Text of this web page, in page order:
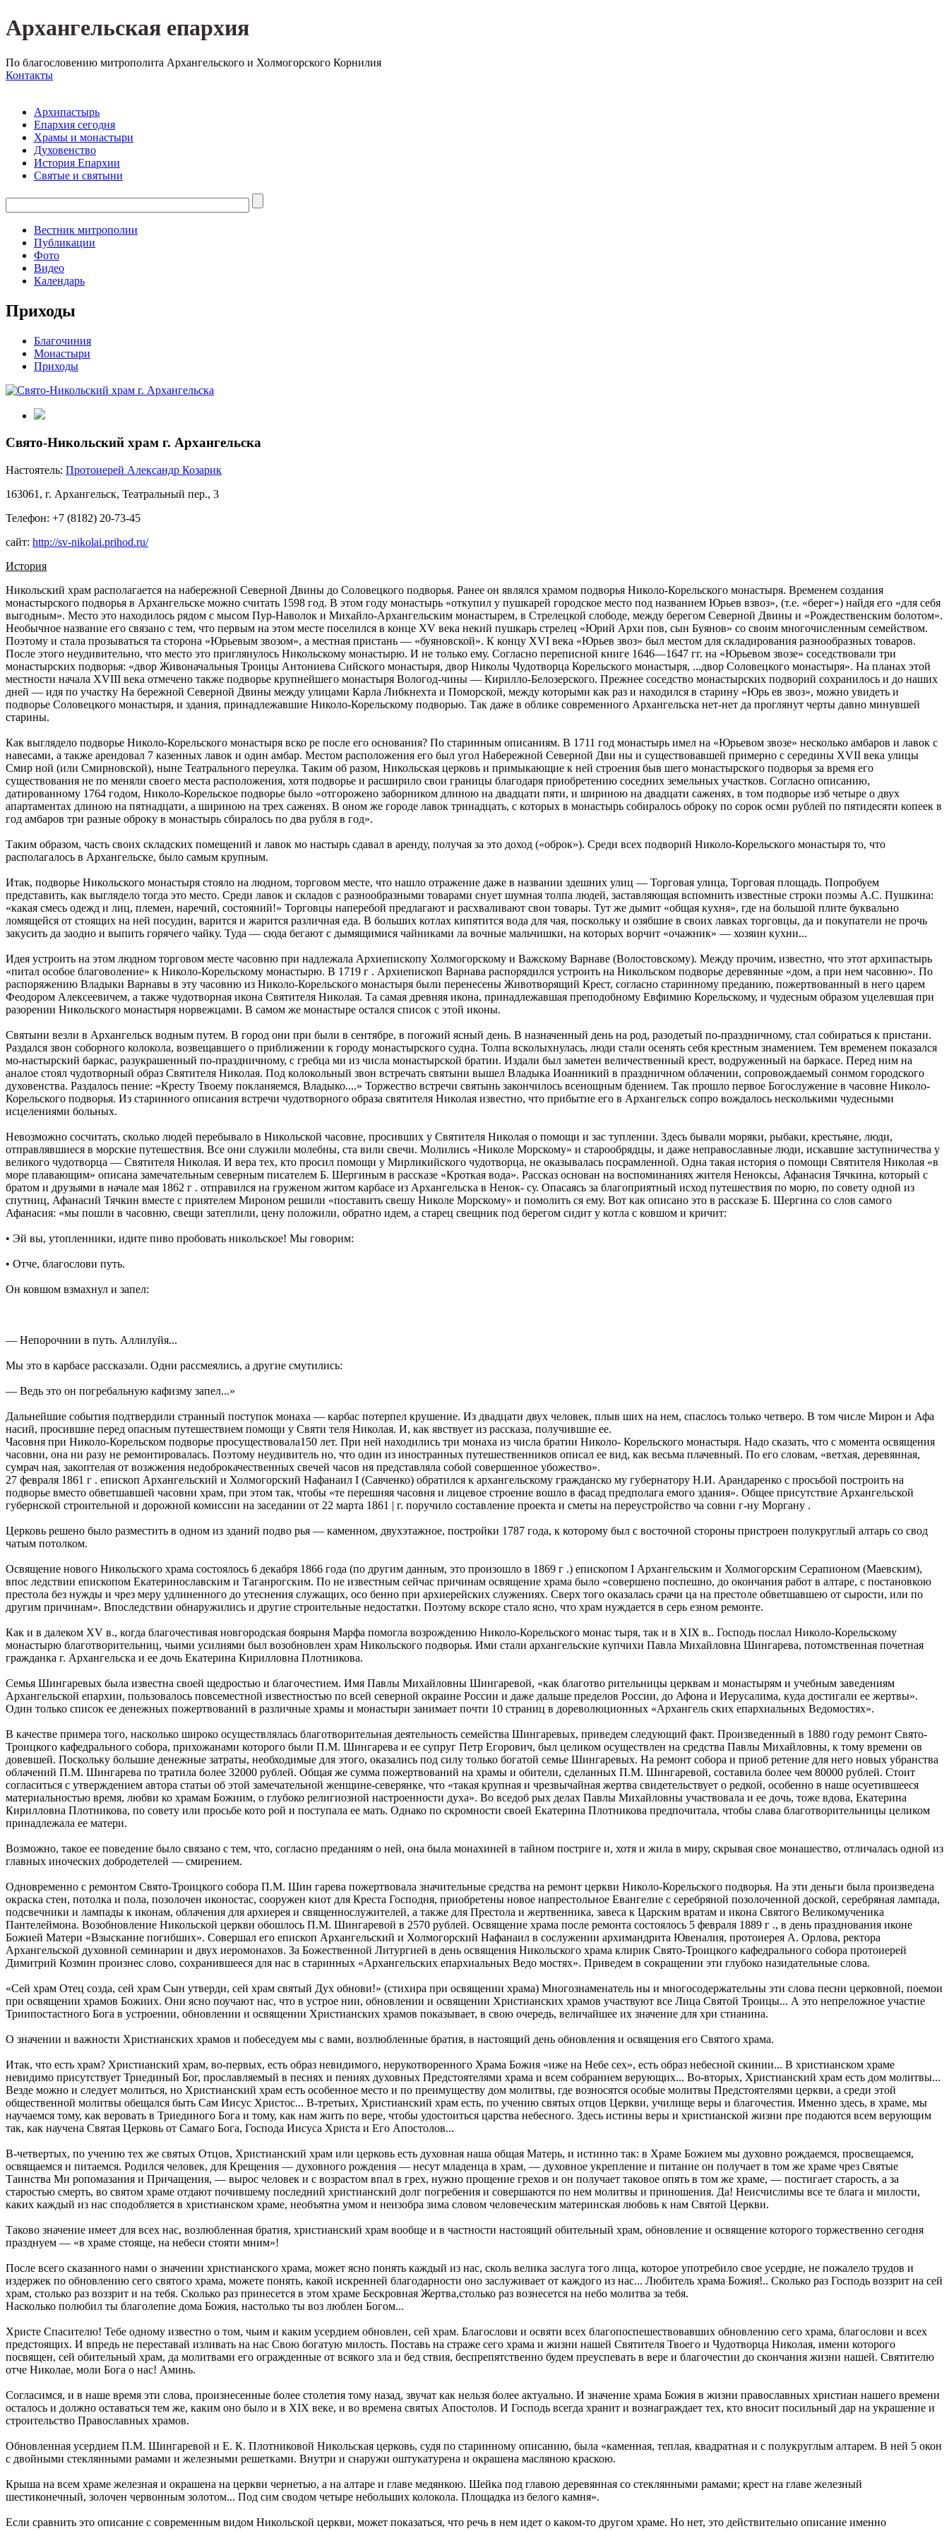
Архангельская епархия
По благословению митрополита Архангельского и Холмогорского Корнилия
Контакты
Архипастырь
Епархия сегодня
Храмы и монастыри
Духовенство
История Епархии
Святые и святыни
Вестник митрополии
Публикации
Фото
Видео
Календарь
Приходы
Благочиния
Монастыри
Приходы
Свято-Никольский храм г. Архангельска
Настоятель: Протоиерей Александр Козарик
163061, г. Архангельск, Театральный пер., 3
Телефон: +7 (8182) 20-73-45
сайт: http://sv-nikolai.prihod.ru/
История
Никольский храм располагается на набережной Северной Двины до Соловецкого подворья. Ранее он являлся храмом подворья Николо-Корельского монастыря. Временем создания
монастырского подворья в Архангельске можно считать 1598 год. В этом году монастырь «откупил у пушкарей городское место под названием Юрьев взвоз», (т.е. «берег») найдя его «для себя
выгодным». Место это находилось рядом с мысом Пур-Наволок и Михайло-Архангельским монастырем, в Стрелецкой слободе, между берегом Северной Двины и «Рождественским болотом».
Необычное название его связано с тем, что первым на этом месте поселился в конце XV века некий пушкарь стрелец «Юрий Архи пов, сын Буянов» со своим многочисленным семейством.
Поэтому и стала прозываться та сторона «Юрьевым звозом», а местная пристань — «буяновской». К концу XVI века «Юрьев звоз» был местом для складирования разнообразных товаров.
После этого неудивительно, что место это приглянулось Никольскому монастырю. И не только ему. Согласно переписной книге 1646—1647 гг. на «Юрьевом звозе» соседствовали три
монастырских подворья: «двор Живоначальныя Троицы Антониева Сийского монастыря, двор Николы Чудотворца Корельского монастыря, ...двор Соловецкого монастыря». На планах этой
местности начала XVIII века отмечено также подворье крупнейшего монастыря Вологод-чины — Кирилло-Белозерского. Прежнее соседство монастырских подворий сохранилось и до наших
дней — идя по участку На бережной Северной Двины между улицами Карла Либкнехта и Поморской, между которыми как раз и находился в старину «Юрь ев звоз», можно увидеть и
подворье Соловецкого монастыря, и здания, принадлежавшие Николо-Корельскому подворью. Так даже в облике современного Архангельска нет-нет да проглянут черты давно минувшей
старины.
Как выглядело подворье Николо-Корельского монастыря вско ре после его основания? По старинным описаниям. В 1711 год монастырь имел на «Юрьевом звозе» несколько амбаров и лавок с
навесами, а также арендовал 7 казенных лавок и один амбар. Местом расположения его был угол Набережной Северной Дви ны и существовавшей примерно с середины XVII века улицы
Смир ной (или Смирновской), ныне Театрального переулка. Таким об разом, Никольская церковь и примыкающие к ней строения быв шего монастырского подворья за время его
существования не по меняли своего места расположения, хотя подворье и расширило свои границы благодаря приобретению соседних земельных участков. Согласно описанию,
датированному 1764 годом, Николо-Корельское подворье было «отгорожено заборником длиною на двадцати пяти, и шириною на двадцати саженях, в том подворье изб четыре о двух
апартаментах длиною на пятнадцати, а шириною на трех саженях. В оном же городе лавок тринадцать, с которых в монастырь собиралось оброку по сорок осми рублей по пятидесяти копеек в
год амбаров три разные оброку в монастырь сбиралось по два рубля в год».
Таким образом, часть своих складских помещений и лавок мо настырь сдавал в аренду, получая за это доход («оброк»). Среди всех подворий Николо-Корельского монастыря то, что
располагалось в Архангельске, было самым крупным.
Итак, подворье Никольского монастыря стояло на людном, торговом месте, что нашло отражение даже в названии здешних улиц — Торговая улица, Торговая площадь. Попробуем
представить, как выглядело тогда это место. Среди лавок и складов с разнообразными товарами снует шумная толпа людей, заставляющая вспомнить известные строки поэмы А.С. Пушкина:
«какая смесь одежд и лиц, племен, наречий, состояний!» Торговцы наперебой предлагают и расхваливают свои товары. Тут же дымит «общая кухня», где на большой плите буквально
ломящейся от стоящих на ней посудин, варится и жарится различная еда. В больших котлах кипятится вода для чая, поскольку и озябшие в своих лавках торговцы, да и покупатели не прочь
закусить да заодно и выпить горячего чайку. Туда — сюда бегают с дымящимися чайниками ла вочные мальчишки, на которых ворчит «очажник» — хозяин кухни...
Идея устроить на этом людном торговом месте часовню при надлежала Архиепископу Холмогорскому и Важскому Варнаве (Волостовскому). Между прочим, известно, что этот архипастырь
«питал особое благоволение» к Николо-Корельскому монастырю. В 1719 г . Архиепископ Варнава распорядился устроить на Никольском подворье деревянные «дом, а при нем часовню». По
распоряжению Владыки Варнавы в эту часовню из Николо-Корельского монастыря были перенесены Животворящий Крест, согласно старинному преданию, пожертвованный в него царем
Феодором Алексеевичем, а также чудотворная икона Святителя Николая. Та самая древняя икона, принадлежавшая преподобному Евфимию Корельскому, и чудесным образом уцелевшая при
разорении Никольского монастыря норвежцами. В самом же монастыре остался список с этой иконы.
Святыни везли в Архангельск водным путем. В город они при были в сентябре, в погожий ясный день. В назначенный день на род, разодетый по-праздничному, стал собираться к пристани.
Раздался звон соборного колокола, возвещавшего о приближении к городу монастырского судна. Толпа всколыхнулась, люди стали осенять себя крестным знамением. Тем временем показался
мо-настырский баркас, разукрашенный по-праздничному, с гребца ми из числа монастырской братии. Издали был заметен величественный крест, водруженный на баркасе. Перед ним на
аналое стоял чудотворный образ Святителя Николая. Под колокольный звон встречать святыни вышел Владыка Иоанникий в праздничном облачении, сопровождаемый сонмом городского
духовенства. Раздалось пение: «Кресту Твоему покланяемся, Владыко....» Торжество встречи святынь закончилось всенощным бдением. Так прошло первое Богослужение в часовне Николо-
Корельского подворья. Из старинного описания встречи чудотворного образа святителя Николая известно, что прибытие его в Архангельск сопро вождалось несколькими чудесными
исцелениями больных.
Невозможно сосчитать, сколько людей перебывало в Никольской часовне, просивших у Святителя Николая о помощи и зас туплении. Здесь бывали моряки, рыбаки, крестьяне, люди,
отправлявшиеся в морские путешествия. Все они служили молебны, ста вили свечи. Молились «Николе Морскому» и старообрядцы, и даже неправославные люди, искавшие заступничества у
великого чудотворца — Святителя Николая. И вера тех, кто просил помощи у Мирликийского чудотворца, не оказывалась посрамленной. Одна такая история о помощи Святителя Николая «в
море плавающим» описана замечательным северным писателем Б. Шергиным в рассказе «Кроткая вода». Рассказ основан на воспоминаниях жителя Неноксы, Афанасия Тячкина, который с
братом и друзьями в начале мая 1862 г . отправился на груженом житом карбасе из Архангельска в Ненок- су. Опасаясь за благоприятный исход путешествия по морю, по совету одной из
спутниц, Афанасий Тячкин вместе с приятелем Мироном решили «поставить свешу Николе Морскому» и помолить ся ему. Вот как описано это в рассказе Б. Шергина со слов самого
Афанасия: «мы пошли в часовню, свещи затеплили, цену положили, обратно идем, а старец свещник под берегом сидит у котла с ковшом и кричит:
• Эй вы, утопленники, идите пиво пробовать никольское! Мы говорим:
• Отче, благослови путь.
Он ковшом взмахнул и запел:
— Непорочнии в путь. Аллилуйя...
Мы это в карбасе рассказали. Одни рассмеялись, а другие смутились:
— Ведь это он погребальную кафизму запел...»
Дальнейшие события подтвердили странный поступок монаха — карбас потерпел крушение. Из двадцати двух человек, плыв ших на нем, спаслось только четверо. В том числе Мирон и Афа
насий, просившие перед опасным путешествием помощи у Святи теля Николая. И, как явствует из рассказа, получившие ее.
Часовня при Николо-Корельском подворье просуществовала150 лет. При ней находились три монаха из числа братии Николо- Корельского монастыря. Надо сказать, что с момента освящения
часовни, она ни разу не ремонтировалась. Поэтому неудивитель но, что один из иностранных путешественников описал ее вид, как весьма плачевный. По его словам, «ветхая, деревянная,
сумрач ная, закоптелая от возжжения недоброкачественных свечей часов ня представляла собой совершенное убожество».
27 февраля 1861 г . епископ Архангельский и Холмогорский Нафанаил I (Савченко) обратился к архангельскому гражданско му губернатору Н.И. Арандаренко с просьбой построить на
подворье вместо обветшавшей часовни храм, при этом так, чтобы «те перешняя часовня и лицевое строение вошло в фасад предполага емого здания». Общее присутствие Архангельской
губернской строительной и дорожной комиссии на заседании от 22 марта 1861 | г. поручило составление проекта и сметы на переустройство ча совни г-ну Моргану .
Церковь решено было разместить в одном из зданий подво рья — каменном, двухэтажное, постройки 1787 года, к которому был с восточной стороны пристроен полукруглый алтарь со свод
чатым потолком.
Освящение нового Никольского храма состоялось 6 декабря 1866 года (по другим данным, это произошло в 1869 г .) епископом I Архангельским и Холмогорским Серапионом (Маевским),
впос ледствии епископом Екатеринославским и Таганрогским. По не известным сейчас причинам освящение храма было «совершено поспешно, до окончания работ в алтаре, с постановкою
престола без нужды и чрез меру удлиненного до утеснения служащих, осо бенно при архиерейских служениях. Сверх того оказалась срачи ца на престоле обветшавшею от сырости, или по
другим причинам». Впоследствии обнаружились и другие строительные не­достатки. Поэтому вскоре стало ясно, что храм нуждается в серь езном ремонте.
Как и в далеком XV в., когда благочестивая новгородская боярыня Марфа помогла возрождению Николо-Корельского монас тыря, так и в XIX в.. Господь послал Николо-Корельскому
монастырю благотворительниц, чьими усилиями был возобновлен храм Никольского подворья. Ими стали архангельские купчихи Павла Михайловна Шингарева, потомственная почетная
гражданка г. Архангельска и ее дочь Екатерина Кирилловна Плотникова.
Семья Шингаревых была известна своей щедростью и благочестием. Имя Павлы Михайловны Шингаревой, «как благотво рительницы церквам и монастырям и учебным заведениям
Архангельской епархии, пользовалось повсеместной известностью по всей северной окраине России и даже дальше пределов России, до Афона и Иерусалима, куда достигали ее жертвы».
Один только список ее денежных пожертвований в различные храмы и монастыри занимает почти 10 страниц в дореволюционных «Архангель ских епархиальных Ведомостях».
В качестве примера того, насколько широко осуществлялась благотворительная деятельность семейства Шингаревых, приведем следующий факт. Произведенный в 1880 году ремонт Свято-
Троицкого кафедрального собора, прихожанами которого были П.М. Шингарева и ее супруг Петр Егорович, был целиком осуществлен на средства Павлы Михайловны, к тому времени ов
довевшей. Поскольку большие денежные затраты, необходимые для этого, оказались под силу только богатой семье Шингаревых. На ремонт собора и приоб ретение для него новых убранства
облачений П.М. Шингарева по тратила более 32000 рублей. Общая же сумма пожертвований на храмы и обители, сделанных П.М. Шингаревой, составила более чем 80000 рублей. Стоит
согласиться с утверждением автора статьи об этой замечательной женщине-северянке, что «такая крупная и чрезвычайная жертва свидетельствует о редкой, особенно в наше осуетившееся
материальностью время, любви ко храмам Божиим, о глубоко религиозной настроенности духа». Во вседоб рых делах Павлы Михайловны участвовала и ее дочь, тоже вдова, Екатерина
Кирилловна Плотникова, по совету или просьбе кото рой и поступала ее мать. Однако по скромности своей Екатерина Плотникова предпочитала, чтобы слава благотворительницы целиком
принадлежала ее матери.
Возможно, такое ее поведение было связано с тем, что, согласно преданиям о ней, она была монахиней в тайном постриге и, хотя и жила в миру, скрывая свое монашество, отличалась одной из
главных иноческих добродетелей — смирением.
Одновременно с ремонтом Свято-Троицкого собора П.М. Шин гарева пожертвовала значительные средства на ремонт церкви Николо-Корельского подворья. На эти деньги была произведена
окраска стен, потолка и пола, позолочен иконостас, сооружен киот для Креста Господня, приобретены новое напрестольное Евангелие с серебряной позолоченной доской, серебряная лампада,
подсвечники и лампады к иконам, облачения для архиерея и священнослужителей, а также для Престола и жертвенника, завеса к Царским вратам и икона Святого Великомученика
Пантелеймона. Возобновление Никольской церкви обошлось П.М. Шингаревой в 2570 рублей. Освящение храма после ремонта состоялось 5 февраля 1889 г ., в день празднования иконе
Божией Матери «Взыскание погибших». Совершал его епископ Архангельский и Холмогорский Нафанаил в сослужении архимандрита Ювеналия, протоиерея А. Орлова, ректора
Архангельской духовной семинарии и двух иеромонахов. За Божественной Литургией в день освящения Никольского храма клирик Свято-Троицкого кафедрального собора протоиерей
Димитрий Козмин произнес слово, сохранившееся для нас в старинных «Архангельских епархиальных Ведо мостях». Приведем в сокращении эти глубоко назидательные слова.
«Сей храм Отец созда, сей храм Сын утверди, сей храм святый Дух обнови!» (стихира при освящении храма) Многознаменатель ны и многосодержательны эти слова песни церковной, поемои
при освящении храмов Божиих. Они ясно поучают нас, что в устрое нии, обновлении и освящении Христианских храмов участвуют все Лица Святой Троицы... А это непреложное участие
Триипостастного Бога в устроении, обновлении и освящении Христианских храмов показывает, в свою очередь, величайшее их значение для хри стианина.
О значении и важности Христианских храмов и побеседуем мы с вами, возлюбленные братия, в настоящий день обновления и освящения его Святого храма.
Итак, что есть храм? Христианский храм, во-первых, есть образ невидимого, нерукотворенного Храма Божия «иже на Небе сех», есть образ небесной скинии... В христианском храме
невидимо присутствует Триединый Бог, прославляемый в песнях и пениях духовных Предстоятелями храма и всем собранием верующих... Во-вторых, Христианский храм есть дом молитвы...
Везде можно и следует молиться, но Христианский храм есть особенное место и по преимуществу дом молитвы, где возносятся особые молитвы Предстоятелями церкви, а среди этой
общественной молитвы обещался быть Сам Иисус Христос... В-третьих, Христианский храм есть, по учению святых отцов Церкви, училище веры и благочестия. Именно здесь, в храме, мы
научаемся тому, как веровать в Триединого Бога и тому, как нам жить по вере, чтобы удостоиться царства небесного. Здесь истины веры и христианской жизни пре подаются всем верующим
так, как научена Святая Церковь от Самаго Бога, Господа Иисуса Христа и Его Апостолов...
В-четвертых, по учению тех же святых Отцов, Христианский храм или церковь есть духовная наша общая Матерь, и истинно так: в Храме Божием мы духовно рождаемся, просвещаемся,
освящаемся и питаемся. Родился человек, для Крещения — духовного рождения — несут младенца в храм, — духовное укрепление и питание он получает в том же храме чрез Святые
Таинства Ми ропомазания и Причащения, — вырос человек и с возрастом впал в грех, нужно прощение грехов и он получает таковое опять в том же храме, — постигает старость, а за
старостью смерть, во святом храме отдают почившему последний христианский долг погребения и совершаются по нем молитвы и приношения. Да! Неисчислимы все те блага и милости,
каких каждый из нас сподобляется в христианском храме, необъятна умом и неизобра зима словом человеческим материнская любовь к нам Святой Церкви.
Таково значение имеет для всех нас, возлюбленная братия, христианский храм вообще и в частности настоящий обительный храм, обновление и освящение которого торжественно сегодня
празднуем — «в храме стояще, на небеси стояти мним»!
После всего сказанного нами о значении христианского храма, может ясно понять каждый из нас, сколь велика заслуга того лица, которое употребило свое усердие, не пожалело трудов и
издержек по обновлению сего святого храма, можете понять, какой искренней благодарности оно заслуживает от каждого из нас... Любитель храма Божия!.. Сколько раз Господь воззрит на сей
храм, столько раз воззрит и на тебя. Сколько раз принесется в этом храме Бескровная Жертва,столько раз вознесется на небо молитва за тебя.
Насколько полюбил ты благолепие дома Божия, настолько ты воз люблен Богом...
Христе Спасителю! Тебе одному известно о том, чьим и каким усердием обновлен, сей храм. Благослови и освяти всех благопоспешествовавших обновлению сего храма, благослови и всех
предстоящих. И впредь не переставай изливать на нас Свою богатую милость. Поставь на страже сего храма и жизни нашей Святителя Твоего и Чудотворца Николая, имени которого
посвящен, сей обительный храм, да молитвами его огражденные от всякого зла и бед ствия, беспрепятственно будем преуспевать в вере и благочестии до скончания жизни нашей. Святителю
отче Николае, моли Бога о нас! Аминь.
Согласимся, и в наше время эти слова, произнесенные более столетия тому назад, звучат как нельзя более актуально. И значение храма Божия в жизни православных христиан нашего времени
осталось и должно оставаться тем же, каким оно было и в XIX веке, и во времена святых Апостолов. И Господь всегда хранит и вознаграждает тех, кто вносит посильный дар на украшение и
строительство Православных храмов.
Обновленная усердием П.М. Шингаревой и Е. К. Плотниковой Никольская церковь, судя по старинному описанию, была «каменная, теплая, квадратная и с полукруглым алтарем. В ней 5 окон
с двойными стеклянными рамами и железными решетками. Внутри и снаружи оштукатурена и окрашена масляною краскою.
Крыша на всем храме железная и окрашена на церкви чернетью, а на алтаре и главе медянкою. Шейка под главою деревянная со стеклянными рамами; крест на главе железный
шестиконечный, золочен червонным золотом... Под сим сводом четыре небольших колокола. Площадка из белого камня».
Если сравнить это описание с современным видом Никольской церкви, может показаться, что речь в нем идет о каком-то другом храме. Но нет, это действительно описание именно